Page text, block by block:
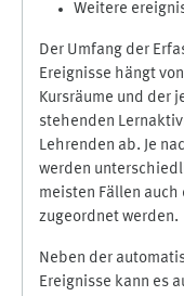
Weitere
Der Umfang der
Ereignisse hängt
Kursräume und der
stehenden
Lehrenden ab. Je
werden
meisten Fällen
zugeordnet werden.
Neben der
Ereignisse kann es